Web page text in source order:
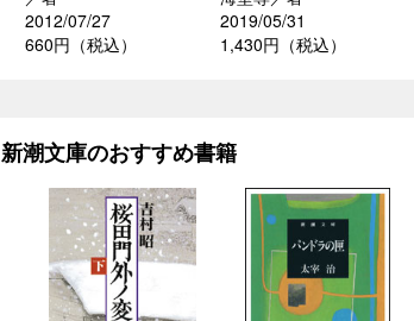
2012/07/27
660円（税込）
2019/05/31
1,430円（税込）
新潮文庫のおすすめ書籍